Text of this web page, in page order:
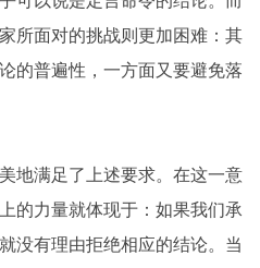
所面对的挑战则更加困难：其
的普遍性，一方面又要避免落
地满足了上述要求。在这一意
的力量就体现于：如果我们承
没有理由拒绝相应的结论。当